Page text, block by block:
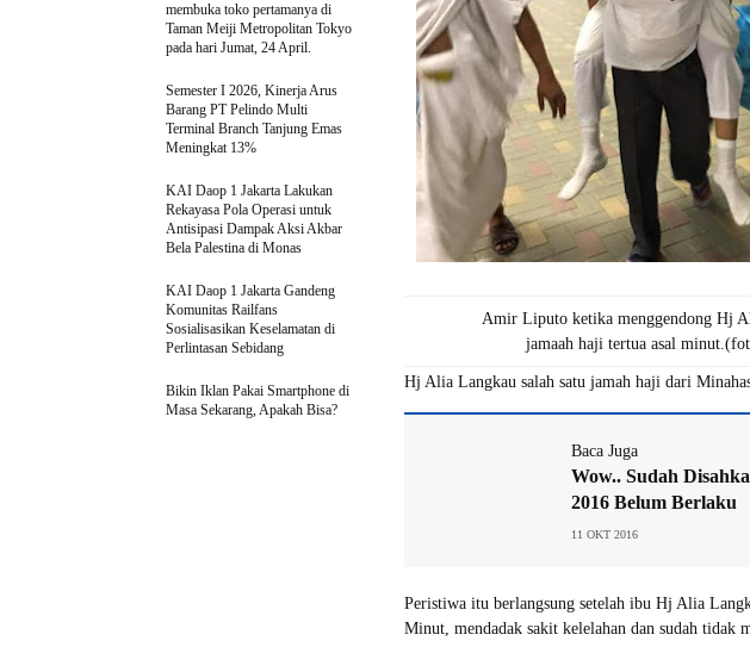
Amir Liputo ketika menggendong Hj
jamaah haji tertua asal
Hj Alia Langkau salah satu jamah haji dari
Baca Juga
Wow.. Sudah
2016 Belum Berlaku
11 OKT 2016
Peristiwa itu berlangsung setelah ibu Hj Alia
Minut, mendadak sakit kelelahan dan sudah tidak
membuka toko pertamanya di
Taman Meiji Metropolitan Tokyo
pada hari Jumat, 24 April.
Semester I 2026, Kinerja Arus
Barang PT Pelindo Multi
Terminal Branch Tanjung Emas
Meningkat 13%
KAI Daop 1 Jakarta Lakukan
Rekayasa Pola Operasi untuk
Antisipasi Dampak Aksi Akbar
Bela Palestina di Monas
KAI Daop 1 Jakarta Gandeng
Komunitas Railfans
Sosialisasikan Keselamatan di
Perlintasan Sebidang
Bikin Iklan Pakai Smartphone di
Masa Sekarang, Apakah Bisa?